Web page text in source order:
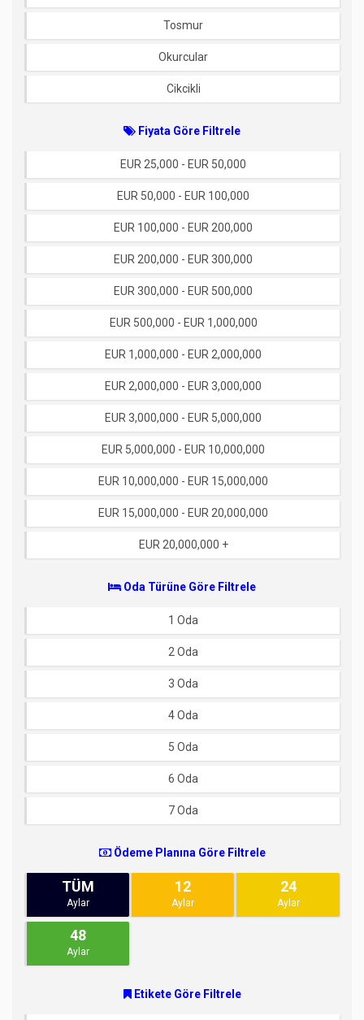
Tosmur
Okurcular
Cikcikli
Fiyata Göre Filtrele
EUR 25,000 - EUR 50,000
EUR 50,000 - EUR 100,000
EUR 100,000 - EUR 200,000
EUR 200,000 - EUR 300,000
EUR 300,000 - EUR 500,000
EUR 500,000 - EUR 1,000,000
EUR 1,000,000 - EUR 2,000,000
EUR 2,000,000 - EUR 3,000,000
EUR 3,000,000 - EUR 5,000,000
EUR 5,000,000 - EUR 10,000,000
EUR 10,000,000 - EUR 15,000,000
EUR 15,000,000 - EUR 20,000,000
EUR 20,000,000 +
Oda Türüne Göre Filtrele
1 Oda
2 Oda
3 Oda
4 Oda
5 Oda
6 Oda
7 Oda
Ödeme Planına Göre Filtrele
TÜM
Aylar
12
Aylar
24
Aylar
48
Aylar
Etikete Göre Filtrele